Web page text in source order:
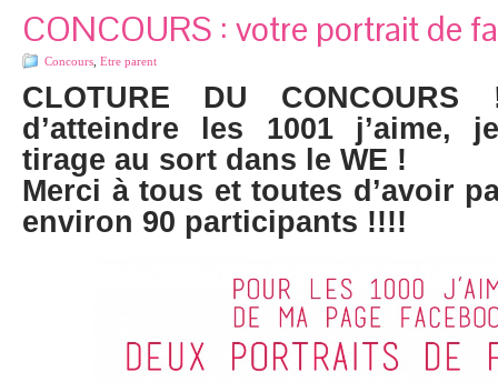
CONCOURS : votre portrait de
Concours Etre parent
CLOTURE DU
d’atteindre les 1001 j’aime,
tirage au sort dans le WE !
Merci à tous et toutes d’avoir
environ 90 participants !!!!